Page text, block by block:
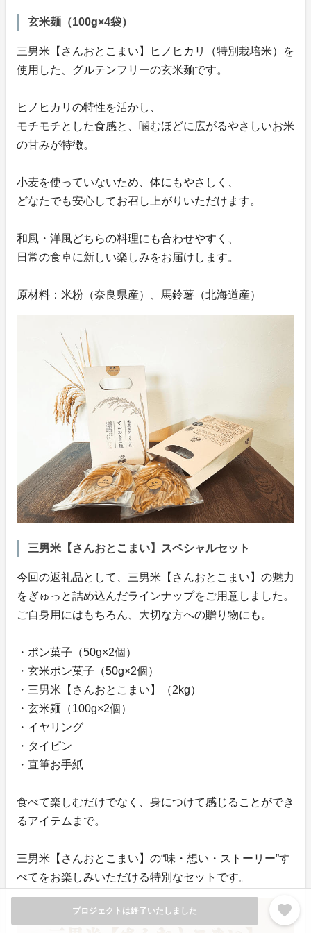
プロジェクトは終了いたしました favorite
玄米麺（100g×4袋）
三男米【さんおとこまい】ヒノヒカリ（特別栽培米）を
使用した、グルテンフリーの玄米麺です。
ヒノヒカリの特性を活かし、
モチモチとした食感と、噛むほどに広がるやさしいお米
の甘みが特徴。
小麦を使っていないため、体にもやさしく、
どなたでも安心してお召し上がりいただけます。
和風・洋風どちらの料理にも合わせやすく、
日常の食卓に新しい楽しみをお届けします。
原材料：米粉（奈良県産）、馬鈴薯（北海道産）
三男米【さんおとこまい】スペシャルセット
今回の返礼品として、三男米【さんおとこまい】の魅力
をぎゅっと詰め込んだラインナップをご用意しました。
ご自身用にはもちろん、大切な方への贈り物にも。
・ポン菓子（50g×2個）
・玄米ポン菓子（50g×2個）
・三男米【さんおとこまい】（2kg）
・玄米麺（100g×2個）
・イヤリング
・タイピン
・直筆お手紙
食べて楽しむだけでなく、身につけて感じることができ
るアイテムまで。
三男米【さんおとこまい】の“味・想い・ストーリー”す
べてをお楽しみいただける特別なセットです。